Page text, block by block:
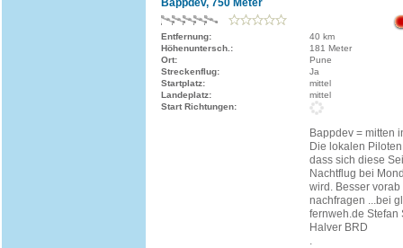
Bappdev, 750 Meter
Entfernung:
40 km
Höhenuntersch.:
181 Meter
Ort:
Pune
Streckenflug:
Ja
Startplatz:
mittel
Landeplatz:
mittel
Start Richtungen:
Bappdev = mitten
Die lokalen
dass sich diese
Nachtflug bei
wird. Besser
nachfragen ...bei
fernweh.de Stefan
Halver BRD
.